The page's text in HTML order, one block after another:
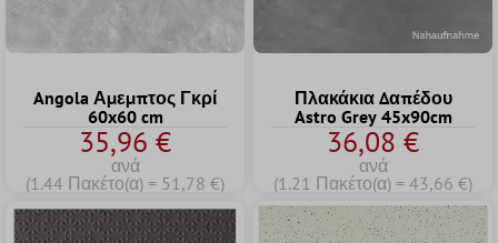
Angola Αμεμπτος Γκρί
60x60 cm
35,96 €
ανά
(1.44 Πακέτο(α) = 51,78 €)
Πλακάκια Δαπέδου
Astro Grey 45x90cm
36,08 €
ανά
(1.21 Πακέτο(α) = 43,66 €)